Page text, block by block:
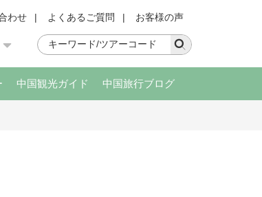
わせ | よくあるご質問 | お客様の声
中国観光ガイド 中国旅行ブログ